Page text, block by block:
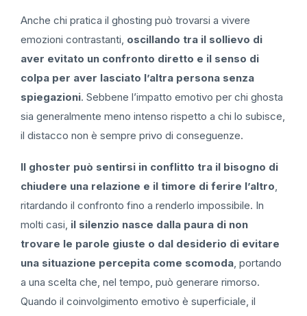
Anche chi pratica il ghosting può trovarsi a vivere
emozioni contrastanti, oscillando tra il sollievo di
aver evitato un confronto diretto e il senso di
colpa per aver lasciato l’altra persona senza
spiegazioni. Sebbene l’impatto emotivo per chi ghosta
sia generalmente meno intenso rispetto a chi lo subisce,
il distacco non è sempre privo di conseguenze.
Il ghoster può sentirsi in conflitto tra il bisogno di
chiudere una relazione e il timore di ferire l’altro,
ritardando il confronto fino a renderlo impossibile. In
molti casi, il silenzio nasce dalla paura di non
trovare le parole giuste o dal desiderio di evitare
una situazione percepita come scomoda, portando
a una scelta che, nel tempo, può generare rimorso.
Quando il coinvolgimento emotivo è superficiale, il